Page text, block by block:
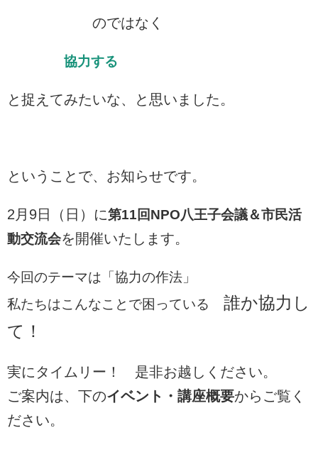
のではなく
協力する
と捉えてみたいな、と思いました。
ということで、お知らせです。
2月9日（日）に第11回NPO八王子会議＆市民活
動交流会を開催いたします。
今回のテーマは「協力の作法」
私たちはこんなことで困っている
誰か協力し
て！
実にタイムリー！ 是非お越しください。
ご案内は、下のイベント・講座概要からご覧く
ださい。